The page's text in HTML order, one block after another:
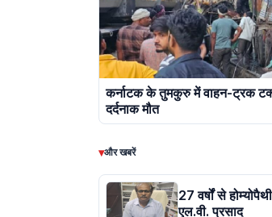
कर्नाटक के तुमकुरु में वाहन-ट्रक
दर्दनाक मौत
▾और खबरें
27 वर्षों से
एल.वी. प्रसाद